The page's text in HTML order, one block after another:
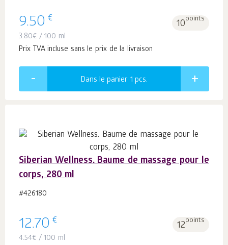
9.50 € 10points
3.80€ / 100 ml
Prix TVA incluse sans le prix de la livraison
Dans le panier 1 pcs.
Siberian Wellness. Baume de massage pour le
corps, 280 ml
#426180
12.70 € 12points
4.54€ / 100 ml